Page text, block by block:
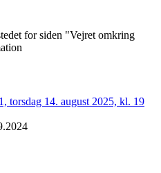
for siden "Vejret omkring
torsdag 14. august 2025, kl. 19